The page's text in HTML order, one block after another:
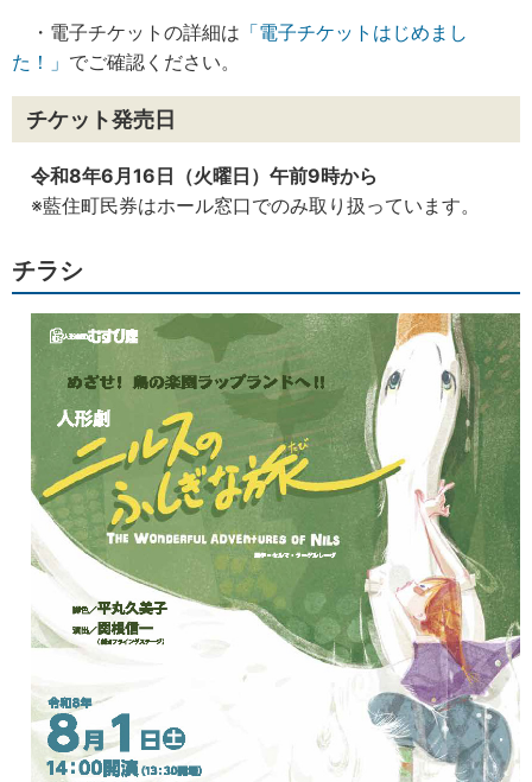
・電子チケットの詳細は 「電子チケットはじめまし
た！」 でご確認ください。
チケット発売日
令和8年6月16日（火曜日）午前9時から
※藍住町民券はホール窓口でのみ取り扱っています。
チラシ